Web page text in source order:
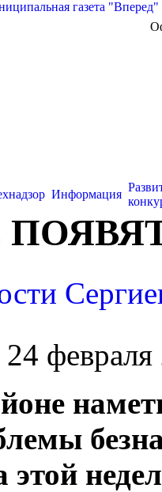
газета "Вперед"
Информация
февраля